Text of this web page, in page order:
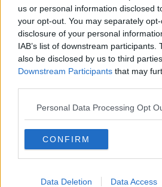
us or personal information disclosed
your opt-out. You may separately
disclosure of your personal
IAB’s list of downstream participants.
also be disclosed by us to third
Downstream Participants that may
Personal Data Processing Opt
CONFIRM
Data Deletion Data Access
decine di devices, tra i quali pc,
smartphone, timbri clonati di
professionisti, centinaia di documenti di
digitalizzati, nonché voluminosa
digitale artefatta, impedendo la
del Governo di tutta Italia di decine di
assunzione.
conferenza stampa convocata per le ore
Provinciale di Livorno.